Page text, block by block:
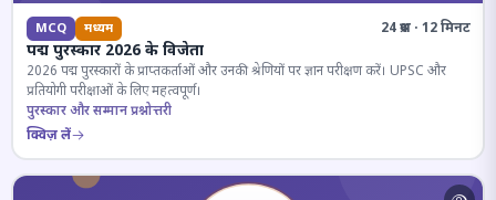
MCQ मध्यम 24 प्रश्न · 12 मिनट
पद्म पुरस्कार 2026 के विजेता
2026 पद्म पुरस्कारों के प्राप्तकर्ताओं और उनकी श्रेणियों पर ज्ञान परीक्षण करें। UPSC और
प्रतियोगी परीक्षाओं के लिए महत्वपूर्ण।
पुरस्कार और सम्मान प्रश्नोत्तरी
क्विज़ लें